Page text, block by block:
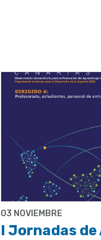
03 NOVIEMBRE
I Jornadas